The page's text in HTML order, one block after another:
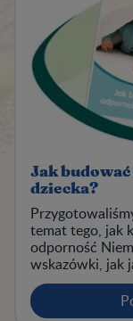
Jak
dziecka?
temat tego, jak
odporność
wskazówki, jak